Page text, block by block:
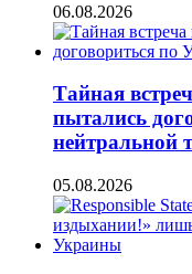
06.08.2026
Тайная
пытались
нейтральной
05.08.2026